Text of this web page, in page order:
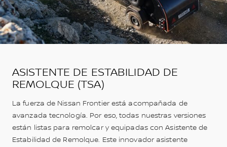
ASISTENTE DE ESTABILIDAD DE
REMOLQUE (TSA)
La fuerza de Nissan Frontier está acompañada de
avanzada tecnología. Por eso, todas nuestras versiones
están listas para remolcar y equipadas con Asistente de
Estabilidad de Remolque. Este innovador asistente